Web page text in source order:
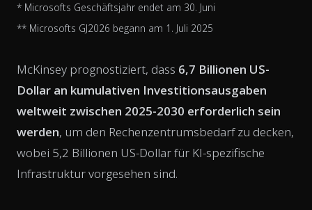
* Microsofts Geschäftsjahr endet am 30. Juni
** Microsofts GJ2026 begann am 1. Juli 2025
McKinsey prognostiziert, dass 6,7 Billionen US-
Dollar an kumulativen Investitionsausgaben
weltweit zwischen 2025-2030 erforderlich sein
werden, um den Rechenzentrumsbedarf zu decken,
wobei 5,2 Billionen US-Dollar für KI-spezifische
Infrastruktur vorgesehen sind.